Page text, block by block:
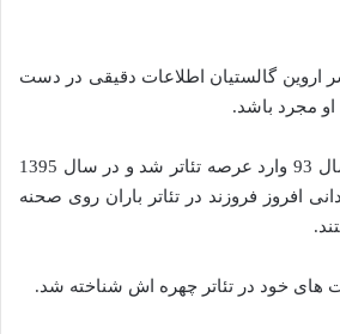
اروین گالستیان اطلاعات دقیقی در دست
او مجرد باشد.
اروین بصورت جدی از سال 93 وارد عرصه تئاتر شد و در سال 1395
افروز فروزند در تئاتر باران روی صحنه